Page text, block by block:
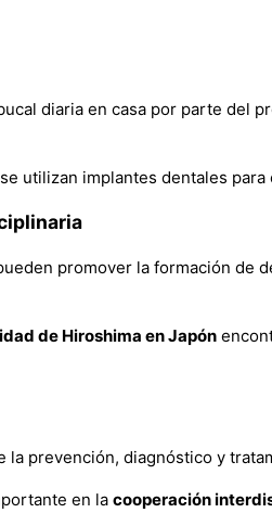
diaria en casa por parte del
utilizan implantes dentales para
promover la formación de
de Hiroshima en Japón
prevención, diagnóstico y
en la cooperación